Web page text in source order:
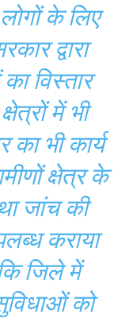
के लिए
द्वारा
विस्तार
में भी
भी कार्य
क्षेत्र के
जांच की
कराया
जिले में
को